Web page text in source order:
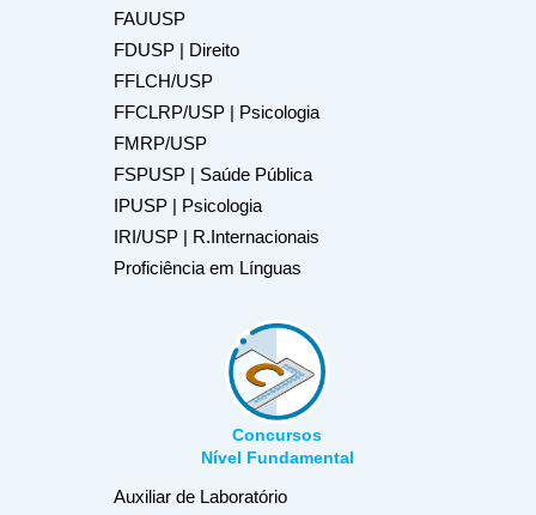
FAUUSP
FDUSP | Direito
FFLCH/USP
FFCLRP/USP | Psicologia
FMRP/USP
FSPUSP | Saúde Pública
IPUSP | Psicologia
IRI/USP | R.Internacionais
Proficiência em Línguas
Concursos
Nível Fundamental
Auxiliar de Laboratório